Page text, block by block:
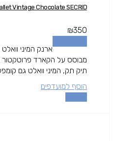
Vintage Chocolate SECRID
₪350
מבוסס על הקארד פרוטקטור
תיק תק, המיני וואלט גם
הוסף למועדפים